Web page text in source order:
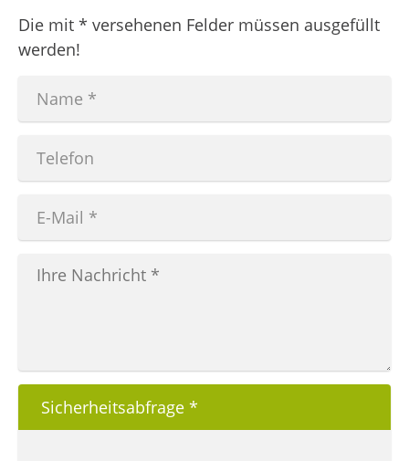
Die mit * versehenen Felder müssen ausgefüllt
werden!
Sicherheitsabfrage *